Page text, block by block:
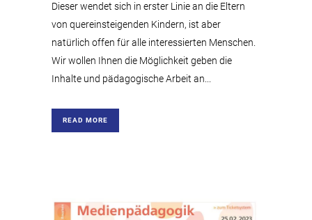
Dieser wendet sich in erster Linie an die Eltern
von quereinsteigenden Kindern, ist aber
natürlich offen für alle interessierten Menschen.
Wir wollen Ihnen die Möglichkeit geben die
Inhalte und pädagogische Arbeit an...
READ MORE